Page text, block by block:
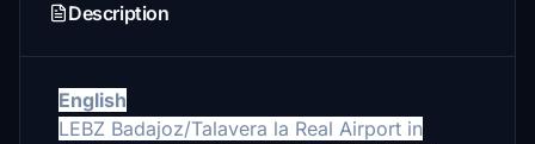
Description
English
LEBZ Badajoz/Talavera la Real Airport in